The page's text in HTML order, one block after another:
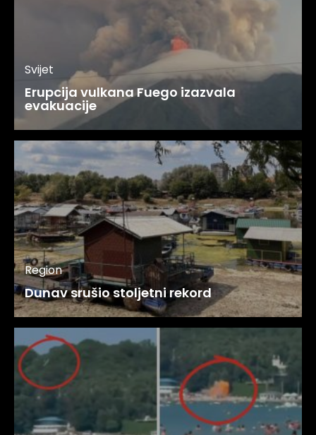
Svijet
Erupcija vulkana Fuego izazvala
evakuacije
Region
Dunav srušio stoljetni rekord